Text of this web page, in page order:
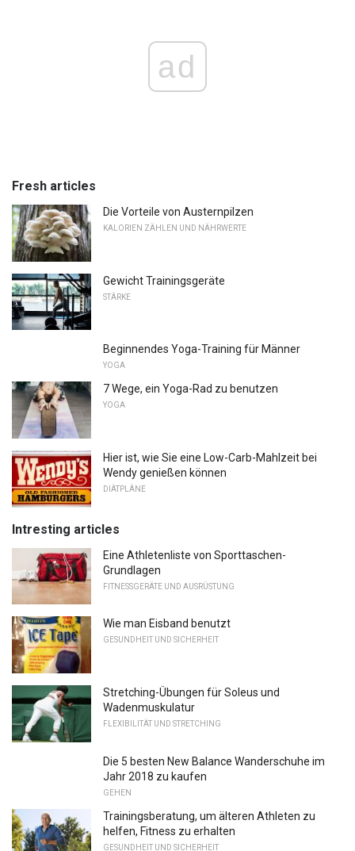
ad
Fresh articles
Die Vorteile von Austernpilzen
KALORIEN ZÄHLEN UND NÄHRWERTE
Gewicht Trainingsgeräte
STÄRKE
Beginnendes Yoga-Training für Männer
YOGA
7 Wege, ein Yoga-Rad zu benutzen
YOGA
Hier ist, wie Sie eine Low-Carb-Mahlzeit bei
Wendy genießen können
DIÄTPLÄNE
Intresting articles
Eine Athletenliste von Sporttaschen-
Grundlagen
FITNESSGERÄTE UND AUSRÜSTUNG
Wie man Eisband benutzt
GESUNDHEIT UND SICHERHEIT
Stretching-Übungen für Soleus und
Wadenmuskulatur
FLEXIBILITÄT UND STRETCHING
Die 5 besten New Balance Wanderschuhe im
Jahr 2018 zu kaufen
GEHEN
Trainingsberatung, um älteren Athleten zu
helfen, Fitness zu erhalten
GESUNDHEIT UND SICHERHEIT